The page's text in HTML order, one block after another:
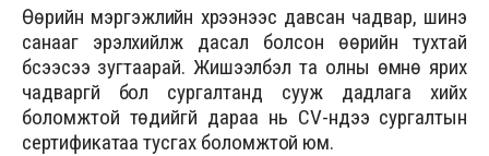
Өөрийн мэргэжлийн хүрээнээс давсан чадвар, шинэ
санааг эрэлхийлж дасал болсон өөрийн тухтай
бүсээсээ зугтаарай. Жишээлбэл та олны өмнө ярих
чадваргүй бол сургалтанд сууж дадлага хийх
боломжтой төдийгүй дараа нь CV-ндээ сургалтын
сертификатаа тусгах боломжтой юм.